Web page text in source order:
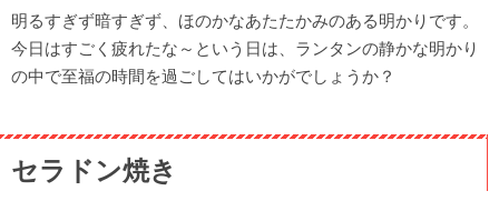
明るすぎず暗すぎず、ほのかなあたたかみのある明かりです。
今日はすごく疲れたな～という日は、ランタンの静かな明かり
の中で至福の時間を過ごしてはいかがでしょうか？
セラドン焼き